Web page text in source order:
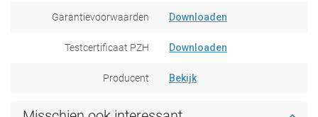
Garantievoorwaarden Downloaden
Testcertificaat PZH Downloaden
Producent Bekijk